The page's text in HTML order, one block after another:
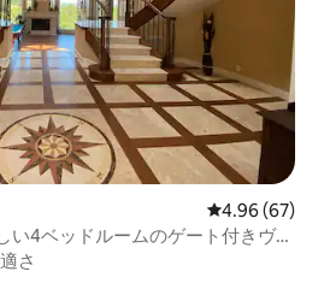
レビュー67
4.96 (67)
い4ベッドルームのゲート付きヴィ
さ